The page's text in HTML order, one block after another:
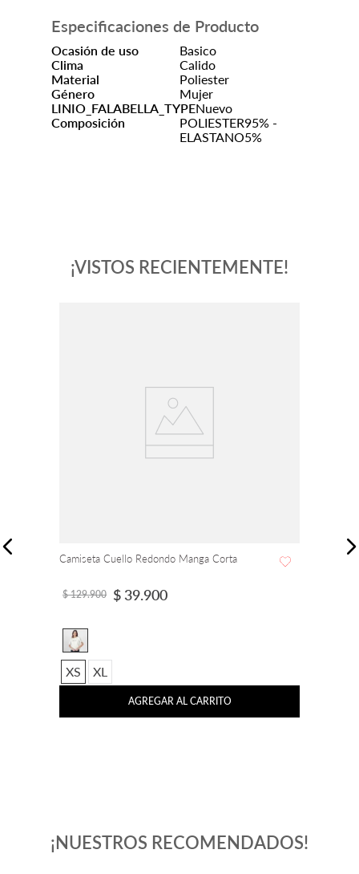
Especificaciones de Producto
Ocasión de uso
Basico
Clima
Calido
Material
Poliester
Género
Mujer
LINIO_FALABELLA_TYPENuevo
Composición
POLIESTER95% -
ELASTANO5%
¡VISTOS RECIENTEMENTE!
Camiseta Cuello Redondo Manga Corta
$ 129.900 $ 39.900
XS XL
AGREGAR AL CARRITO
¡NUESTROS RECOMENDADOS!